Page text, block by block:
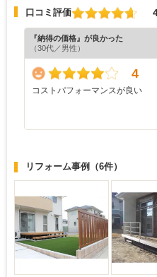
口コミ評価
『納得の価格』が良かった
（30代／男性）
4
コストパフォーマンスが良い
リフォーム事例 （6件）